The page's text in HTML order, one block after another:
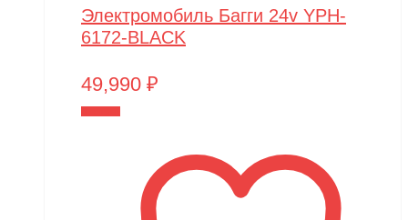
Электромобиль Багги 24v YPH-
6172-BLACK
49,990 ₽